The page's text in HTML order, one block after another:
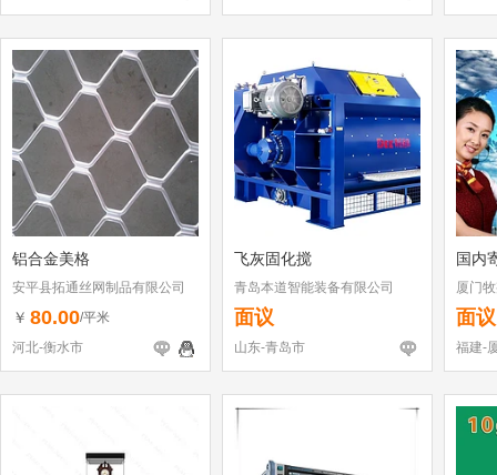
铝合金美格
安平县拓通丝网制品有限公司
￥ 80.00/平米
河北-衡水市
飞灰固化搅
青岛本道智能装备有限公司
面议
山东-青岛市
国内
厦门
面议
福建-